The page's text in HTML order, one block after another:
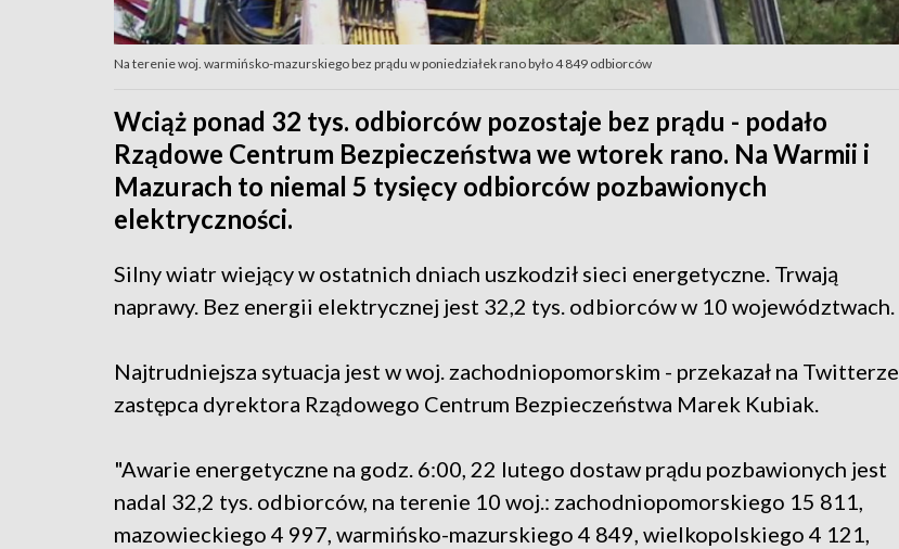
Na terenie woj. warmińsko-mazurskiego bez prądu w poniedziałek rano było 4 849 odbiorców
Wciąż ponad 32 tys. odbiorców pozostaje bez prądu - podało
Rządowe Centrum Bezpieczeństwa we wtorek rano. Na Warmii i
Mazurach to niemal 5 tysięcy odbiorców pozbawionych
elektryczności.
Silny wiatr wiejący w ostatnich dniach uszkodził sieci energetyczne. Trwają
naprawy. Bez energii elektrycznej jest 32,2 tys. odbiorców w 10 województwach.
Najtrudniejsza sytuacja jest w woj. zachodniopomorskim - przekazał na Twitterze
zastępca dyrektora Rządowego Centrum Bezpieczeństwa Marek Kubiak.
"Awarie energetyczne na godz. 6:00, 22 lutego dostaw prądu pozbawionych jest
nadal 32,2 tys. odbiorców, na terenie 10 woj.: zachodniopomorskiego 15 811,
mazowieckiego 4 997, warmińsko-mazurskiego 4 849, wielkopolskiego 4 121,